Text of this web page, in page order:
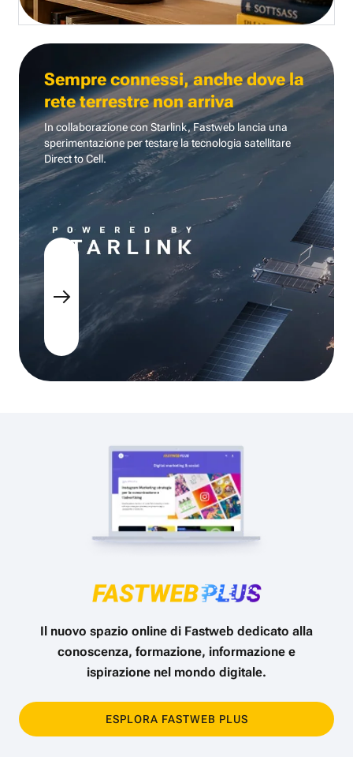
Sempre connessi, anche dove la
rete terrestre non arriva
In collaborazione con Starlink, Fastweb lancia una
sperimentazione per testare la tecnologia satellitare
Direct to Cell.
Il nuovo spazio online di Fastweb dedicato alla
conoscenza, formazione, informazione e
ispirazione nel mondo digitale.
ESPLORA FASTWEB PLUS